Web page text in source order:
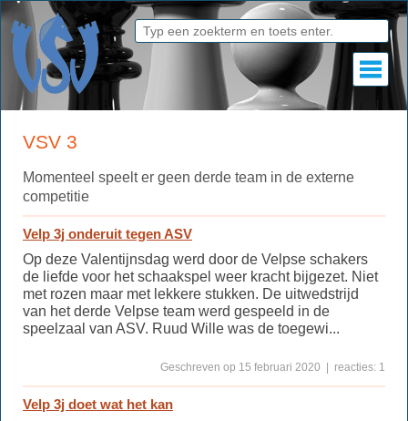
VSV 3
Momenteel speelt er geen derde team in de externe
competitie
Velp 3j onderuit tegen ASV
Op deze Valentijnsdag werd door de Velpse schakers
de liefde voor het schaakspel weer kracht bijgezet. Niet
met rozen maar met lekkere stukken. De uitwedstrijd
van het derde Velpse team werd gespeeld in de
speelzaal van ASV. Ruud Wille was de toegewi...
Geschreven op 15 februari 2020 | reacties: 1
Velp 3j doet wat het kan